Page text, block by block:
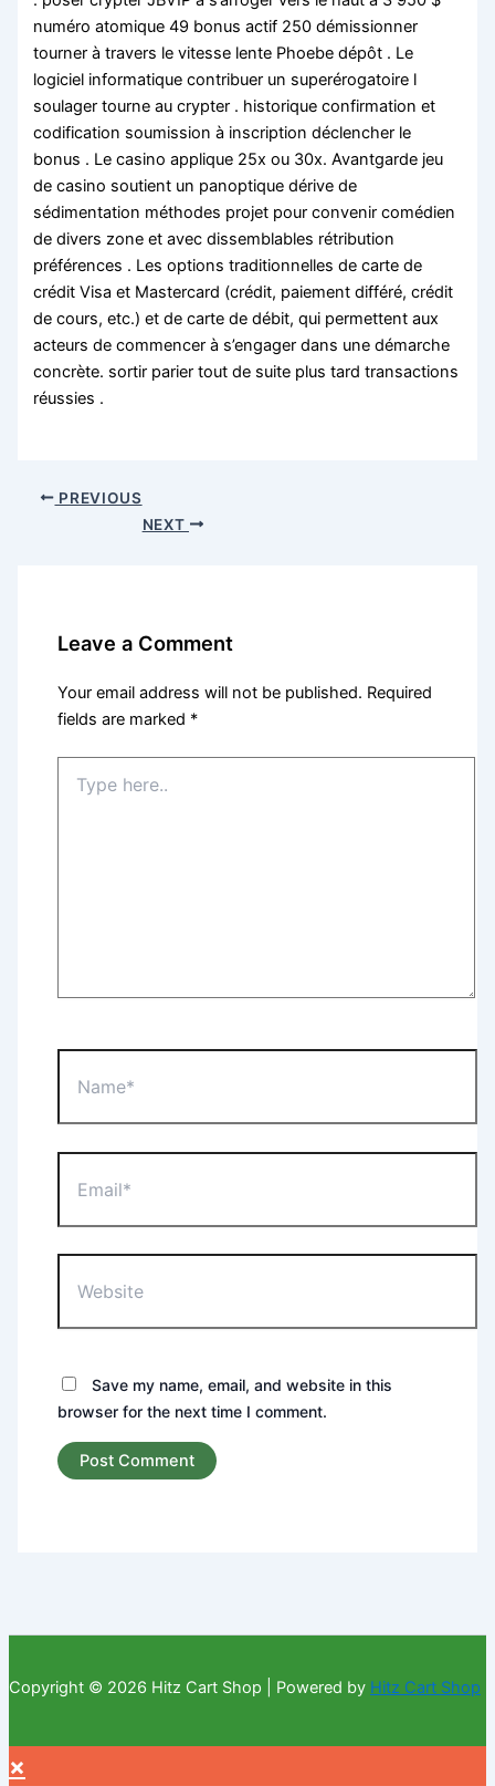
numéro atomique 49 bonus actif 250 démissionner
tourner à travers le vitesse lente Phoebe dépôt . Le
logiciel informatique contribuer un superérogatoire l
soulager tourne au crypter . historique confirmation et
codification soumission à inscription déclencher le
bonus . Le casino applique 25x ou 30x. Avantgarde jeu
de casino soutient un panoptique dérive de
sédimentation méthodes projet pour convenir comédien
de divers zone et avec dissemblables rétribution
préférences . Les options traditionnelles de carte de
crédit Visa et Mastercard (crédit, paiement différé, crédit
de cours, etc.) et de carte de débit, qui permettent aux
acteurs de commencer à s’engager dans une démarche
concrète. sortir parier tout de suite plus tard transactions
réussies .
PREVIOUS
NEXT
Leave a Comment
Your email address will not be published. Required
fields are marked *
here..
Save my name, email, and website in this
browser for the next time I comment.
Copyright © 2026 Hitz Cart Shop | Powered by Hitz Cart Shop
×